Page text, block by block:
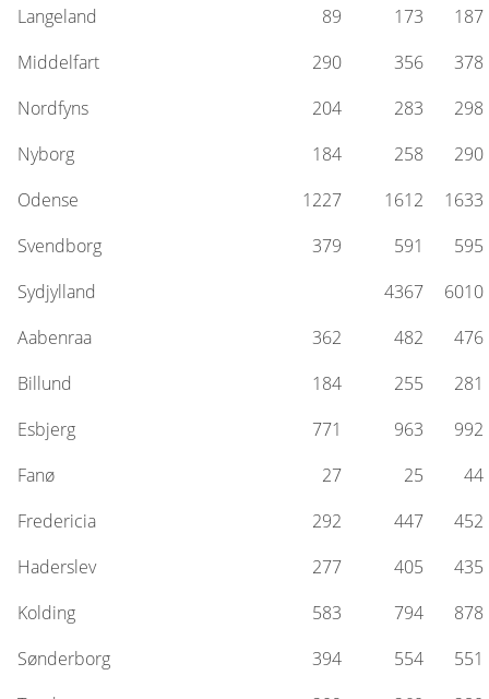
Langeland
89 173
187
Middelfart
290 356
378
Nordfyns
204 283
298
Nyborg
184 258
290
Odense
1227 1612
1633
Svendborg
379 591
595
Sydjylland
4367
6010
Aabenraa
362 482
476
Billund
184 255
281
Esbjerg
771 963
992
Fanø
27 25
44
Fredericia
292 447
452
Haderslev
277 405
435
Kolding
583 794
878
Sønderborg
394 554
551